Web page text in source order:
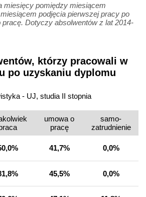
miesięcy pomiędzy miesiącem
podjęcia pierwszej pracy po
Dotyczy absolwentów z lat 2014-
którzy pracowali w
po uzyskaniu dyplomu
- UJ, studia II stopnia
umowa o
pracę
samo­
zatrudnienie
41,7% 0,0%
45,5% 0,0%